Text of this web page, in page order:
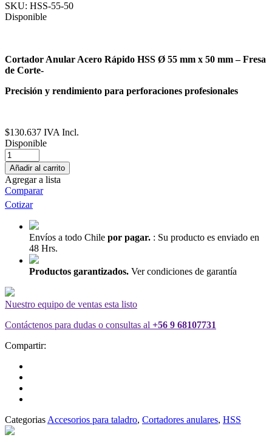
SKU: HSS-55-50
Disponible
Cortador Anular Acero Rápido HSS Ø 55 mm x 50 mm – Fresa
de Corte-
Precisión y rendimiento para perforaciones profesionales
$130.637 IVA Incl.
Disponible
Cortador
Anular
Acero
Rápido
HSS
Ø
Broca
de
Corte-
Añadir al carrito
Agregar a lista
Comparar
Cotizar
Envíos a todo Chile por pagar. : Su producto es enviado en
48 Hrs.
Productos garantizados. Ver condiciones de garantía
Nuestro equipo de ventas esta listo
Contáctenos para dudas o consultas al +56 9 68107731
Compartir:
CategoriasAccesorios para taladro, Cortadores anulares, HSS